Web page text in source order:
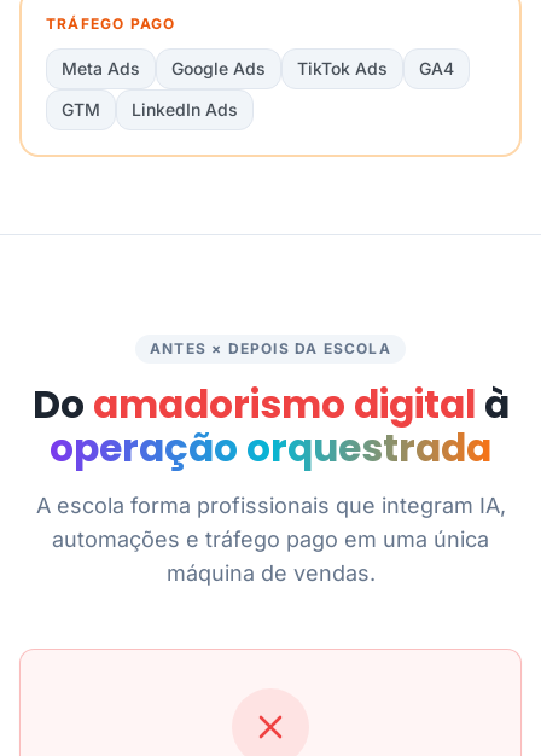
TRÁFEGO PAGO
Meta Ads Google Ads TikTok Ads
GA4
GTM
LinkedIn Ads
ANTES × DEPOIS DA ESCOLA
Do amadorismo digital à
operação orquestrada
A escola forma profissionais que integram IA,
automações e tráfego pago em uma única
máquina de vendas.